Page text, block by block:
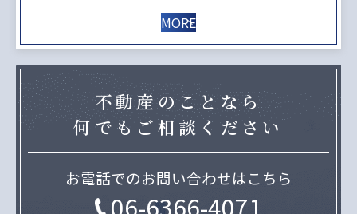
MORE
不動産のことなら
何でもご相談ください
お電話でのお問い合わせはこちら
06-6366-4071